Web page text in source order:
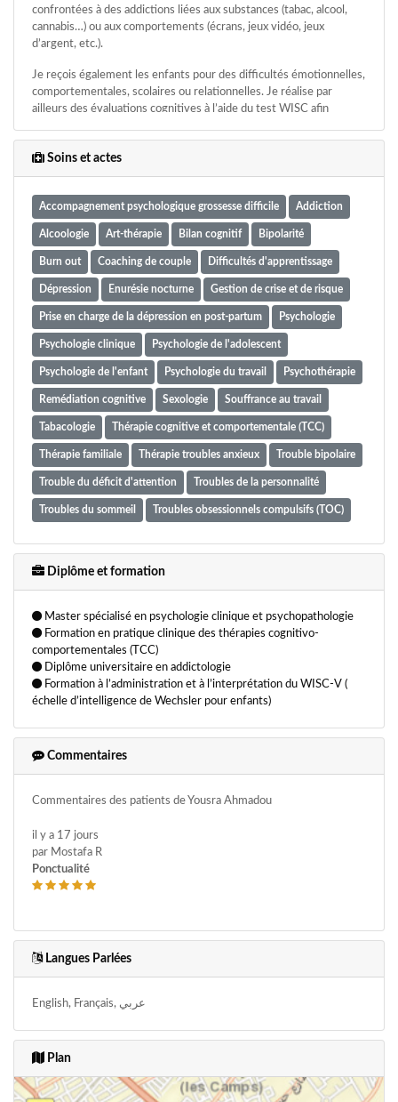
confrontées à des addictions liées aux substances (tabac, alcool,
cannabis…) ou aux comportements (écrans, jeux vidéo, jeux
d’argent, etc.).
Je reçois également les enfants pour des difficultés émotionnelles,
comportementales, scolaires ou relationnelles. Je réalise par
ailleurs des évaluations cognitives à l’aide du test WISC afin
spécifiques.
Soins et actes
Accompagnement psychologique grossesse difficile Addiction
Alcoologie Art-thérapie Bilan cognitif Bipolarité
Burn out Coaching de couple Difficultés d'apprentissage
Dépression Enurésie nocturne Gestion de crise et de risque
Prise en charge de la dépression en post-partum Psychologie
Psychologie clinique Psychologie de l'adolescent
Psychologie de l'enfant Psychologie du travail Psychothérapie
Remédiation cognitive Sexologie Souffrance au travail
Tabacologie Thérapie cognitive et comportementale (TCC)
Thérapie familiale Thérapie troubles anxieux Trouble bipolaire
Trouble du déficit d'attention Troubles de la personnalité
Troubles du sommeil Troubles obsessionnels compulsifs (TOC)
Diplôme et formation
Master spécialisé en psychologie clinique et psychopathologie
Formation en pratique clinique des thérapies cognitivo-
comportementales (TCC)
Diplôme universitaire en addictologie
Formation à l’administration et à l’interprétation du WISC-V (
échelle d’intelligence de Wechsler pour enfants)
Commentaires
Commentaires des patients de Yousra Ahmadou
il y a 17 jours
par Mostafa R
Ponctualité
Langues Parlées
English, Français, عربي
Plan